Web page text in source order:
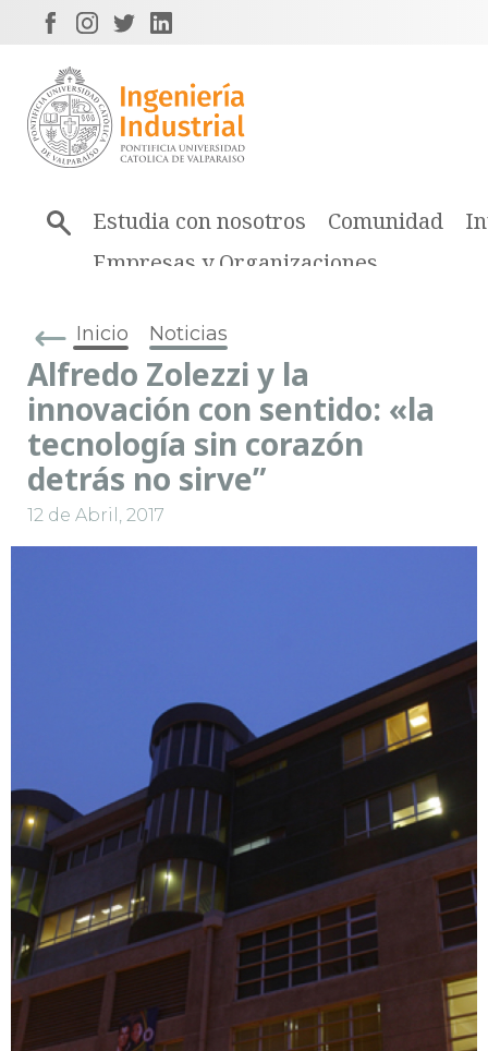
Estudia con nosotros Comunidad
Empresas y Organizaciones
Inicio Noticias
Alfredo Zolezzi y la
innovación con sentido: «la
tecnología sin corazón
detrás no sirve”
12 de Abril, 2017